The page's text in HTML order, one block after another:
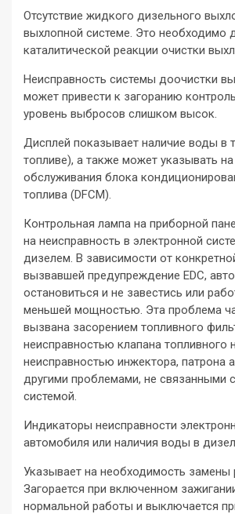
Отсутствие жидкого дизельного
выхлопной системе. Это необходимо
каталитической реакции очистки
Неисправность системы доочистки
может привести к загоранию
уровень выбросов слишком высок.
Дисплей показывает наличие воды в
топливе), а также может указывать
обслуживания блока
топлива (DFCM).
Контрольная лампа на приборной
на неисправность в электронной
дизелем. В зависимости от
вызвавшей предупреждение EDC,
остановиться и не завестись или
меньшей мощностью. Эта проблема
вызвана засорением топливного
неисправностью клапана топливного
неисправностью инжектора, патрона
другими проблемами, не связанными
системой.
Индикаторы неисправности
автомобиля или наличия воды в
Указывает на необходимость
Загорается при включенном
нормальной работы и выключается